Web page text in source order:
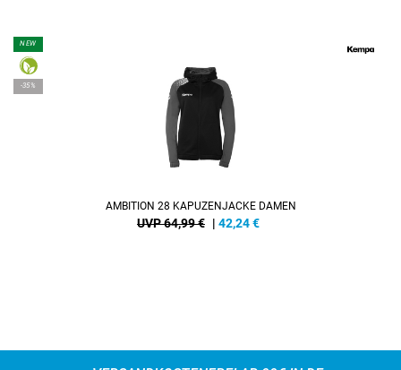
NEW
-35%
AMBITION 28 KAPUZENJACKE DAMEN
UVP 64,99 € | 42,24€